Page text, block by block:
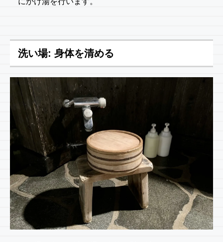
洗い場: 身体を清める